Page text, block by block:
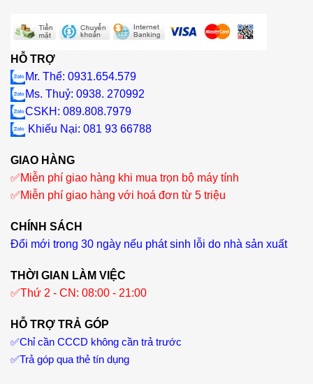
HỖ TRỢ
Mr. Thể: 0931.654.579
Ms. Thuỷ: 0938. 270992
CSKH: 089.808.7979
Khiếu Nại: 081 93 66788
GIAO HÀNG
✅Miễn phí giao hàng khi mua trọn bộ máy tính
✅Miễn phí giao hàng với hoá đơn từ 5 triệu
CHÍNH SÁCH
Đổi mới trong 30 ngày nếu phát sinh lỗi do nhà sản xuất
THỜI GIAN LÀM VIỆC
✅Thứ 2 - CN: 08:00 - 21:00
HỖ TRỢ TRẢ GÓP
✅Chỉ cần CCCD không cần trả trước
✅Trả góp qua thẻ tín dụng